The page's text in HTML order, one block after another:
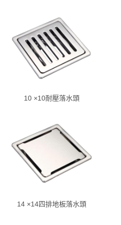
10 ×10耐壓落水頭
14 ×14四排地板落水頭